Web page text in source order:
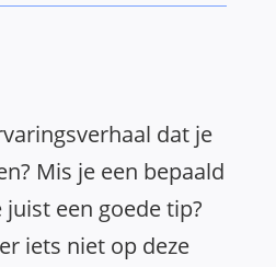
dat je
Mis je een bepaald
een goede tip?
iets niet op deze